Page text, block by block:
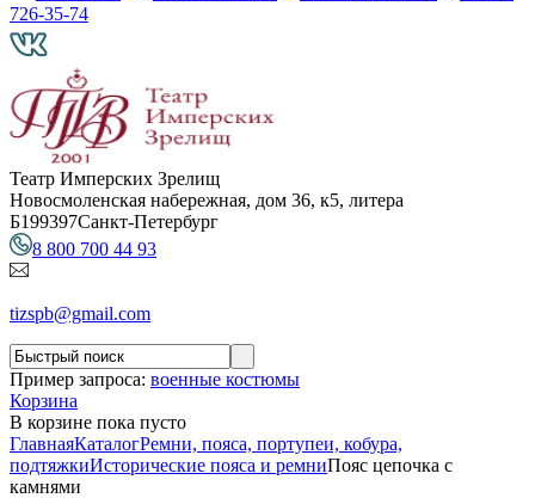
726-35-74
Театр Имперских Зрелищ
Новосмоленская набережная, дом 36, к5, литера
Б199397Санкт-Петербург
8 800 700 44 93
tizspb@gmail.com
Пример запроса: военные костюмы
Корзина
В корзине пока пусто
ГлавнаяКаталогРемни, пояса, портупеи, кобура,
подтяжкиИсторические пояса и ремниПояс цепочка с
камнями